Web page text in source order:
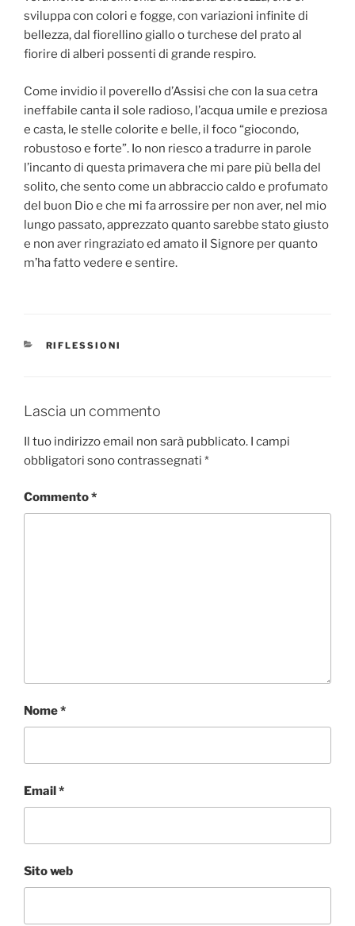
sviluppa con colori e fogge, con variazioni infinite di
bellezza, dal fiorellino giallo o turchese del prato al
fiorire di alberi possenti di grande respiro.
Come invidio il poverello d’Assisi che con la sua cetra
ineffabile canta il sole radioso, l’acqua umile e preziosa
e casta, le stelle colorite e belle, il foco “giocondo,
robustoso e forte”. Io non riesco a tradurre in parole
l’incanto di questa primavera che mi pare più bella del
solito, che sento come un abbraccio caldo e profumato
del buon Dio e che mi fa arrossire per non aver, nel mio
lungo passato, apprezzato quanto sarebbe stato giusto
e non aver ringraziato ed amato il Signore per quanto
m’ha fatto vedere e sentire.
CATEGORIE
RIFLESSIONI
Lascia un commento
Il tuo indirizzo email non sarà pubblicato. I campi
obbligatori sono contrassegnati *
Commento*
Nome*
Email*
Sito web